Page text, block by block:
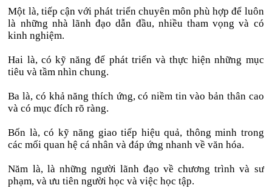
Một là, tiếp cận với phát triển chuyên môn phù hợp để luôn
là những nhà lãnh đạo dẫn đầu, nhiều tham vọng và có
kinh nghiệm.
Hai là, có kỹ năng để phát triển và thực hiện những mục
tiêu và tầm nhìn chung.
Ba là, có khả năng thích ứng, có niềm tin vào bản thân cao
và có mục đích rõ ràng.
Bốn là, có kỹ năng giao tiếp hiệu quả, thông minh trong
các mối quan hệ cá nhân và đáp ứng nhanh về văn hóa.
Năm là, là những người lãnh đạo về chương trình và sư
phạm, và ưu tiên người học và việc học tập.